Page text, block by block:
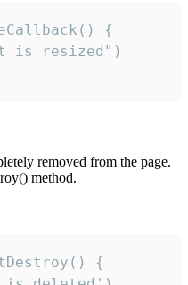
{
is resized")
removed from the page.
method.
{